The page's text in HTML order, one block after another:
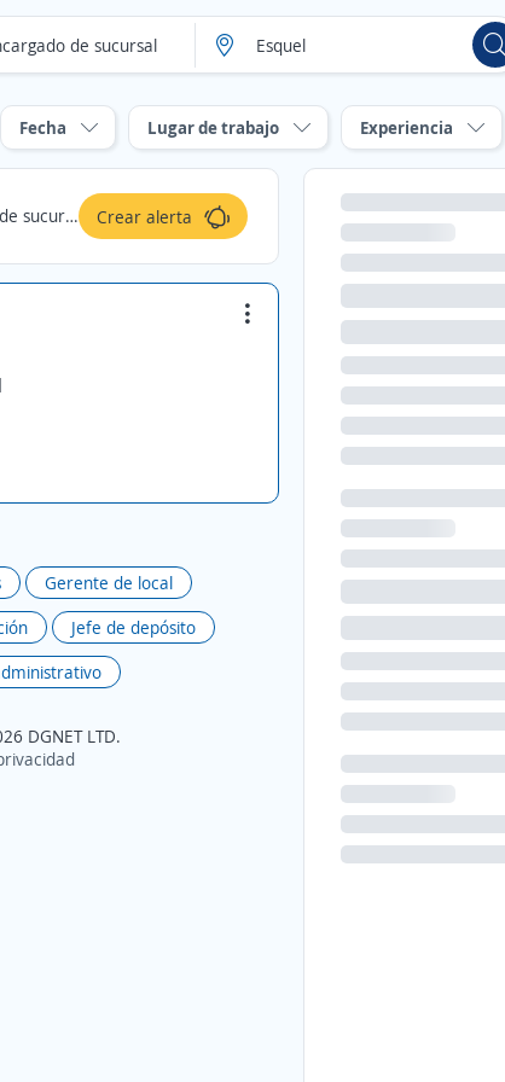
Fecha Lugar de trabajo Experiencia
Chubut Crear alerta
Gerente de local
Jefe de depósito
DGNET LTD.